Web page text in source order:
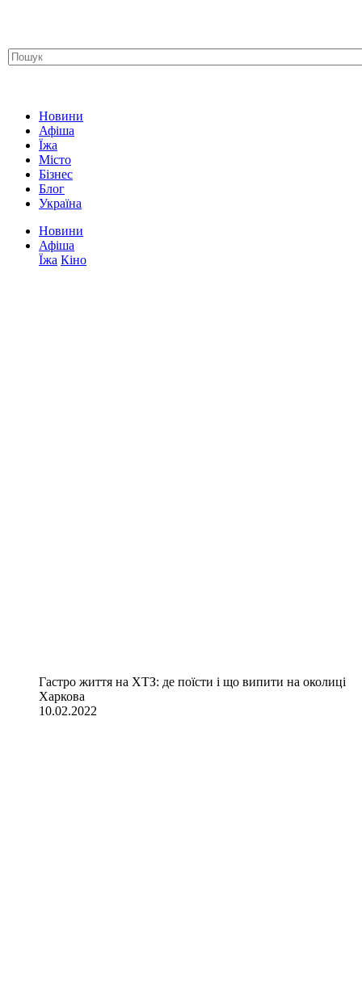
Новини
Афіша
Їжа
Місто
Бізнес
Блог
Україна
Новини
Афіша
Їжа Кіно
Гастро життя на ХТЗ: де поїсти і що випити на околиці
Харкова
10.02.2022